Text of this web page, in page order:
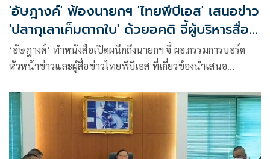
'อัษฎางค์' ฟ้องนายกฯ 'ไทยพีบีเอส' เสนอข่าว
'ปลากุเลาเค็มตากใบ' ด้วยอคติ จี้ผู้บริหารสื่อ
ลาออก
‘อัษฎางค์’ ทำหนังสือเปิดผนึกถึงนายกฯ จี้ ผอ.กรรมการบอร์ด
หัวหน้าข่าวและผู้สื่อข่าวไทยพีบีเอส ที่เกี่ยวข้องนำเสนอ
ออก และตั้งกก.สอบว่ามีอคติหรือเป็นปฏิปักษ์ต่อรัฐบาล-สถาบัน
พระมหากษัตริย์ หรือไม่